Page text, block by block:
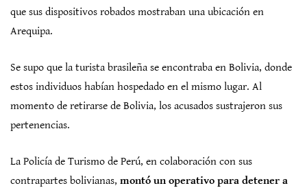
que sus dispositivos robados mostraban una ubicación en
Arequipa.
Se supo que la turista brasileña se encontraba en Bolivia, donde
estos individuos habían hospedado en el mismo lugar. Al
momento de retirarse de Bolivia, los acusados sustrajeron sus
pertenencias.
La Policía de Turismo de Perú, en colaboración con sus
contrapartes bolivianas, montó un operativo para detener a